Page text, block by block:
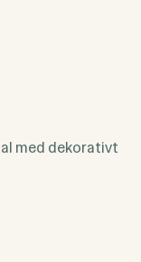
med dekorativt